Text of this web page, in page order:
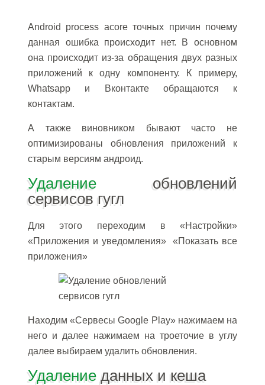
Android process acore точных причин почему
данная ошибка происходит нет. В основном
она происходит из-за обращения двух разных
приложений к одну компоненту. К примеру,
Whatsapp и Вконтакте обращаются к
контактам.
А также виновником бывают часто не
оптимизированы обновления приложений к
старым версиям андроид.
Удалениеобновлений
сервисов гугл
Для этого переходим в «Настройки»
«Приложения и уведомления» «Показать все
приложения»
Находим «Сервесы Google Play» нажимаем на
него и далее нажимаем на троеточие в углу
далее выбираем удалить обновления.
Удалениеданных и кеша